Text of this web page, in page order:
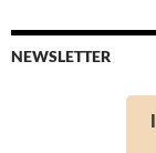
NEWSLETTER